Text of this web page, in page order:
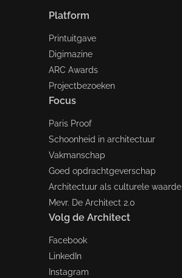
Platform
Printuitgave
Digimazine
ARC Awards
Projectbezoeken
Focus
Paris Proof
Schoonheid in architectuur
Vakmanschap
Goed opdrachtgeverschap
Architectuur als culturele waarde
Mevr. De Architect 2.0
Volg de Architect
Facebook
LinkedIn
Instagram